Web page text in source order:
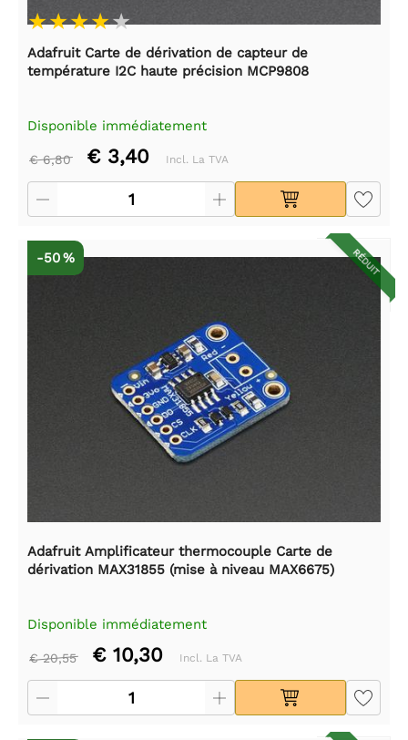
Adafruit Carte de dérivation de capteur de
température I2C haute précision MCP9808
Disponible immédiatement
€ 6,80 € 3,40 Incl. La TVA
RÉDUIT
-50 %
Adafruit Amplificateur thermocouple Carte de
dérivation MAX31855 (mise à niveau MAX6675)
Disponible immédiatement
€ 20,55 € 10,30 Incl. La TVA